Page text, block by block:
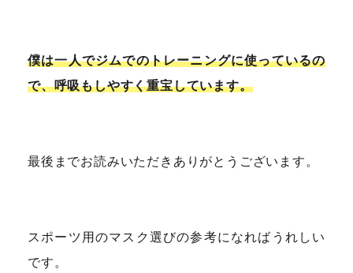
僕は一人でジムでのトレーニングに使っているの
で、呼吸もしやすく重宝しています。
最後までお読みいただきありがとうございます。
スポーツ用のマスク選びの参考になればうれしい
です。